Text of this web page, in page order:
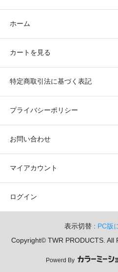
ホーム
カートを見る
特定商取引法に基づく表記
プライバシーポリシー
お問い合わせ
マイアカウント
ログイン
表示切替 : PC版
Copyright© TWR PRODUCTS. All
Powerd By